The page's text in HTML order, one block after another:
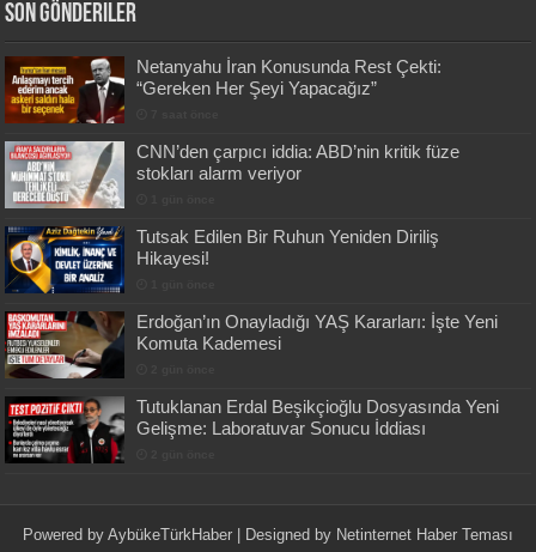
Son Gönderiler
Netanyahu İran Konusunda Rest Çekti:
“Gereken Her Şeyi Yapacağız”
CNN’den çarpıcı iddia: ABD’nin kritik füze
stokları alarm veriyor
Tutsak Edilen Bir Ruhun Yeniden Diriliş
Hikayesi!
Erdoğan’ın Onayladığı YAŞ Kararları: İşte Yeni
Komuta Kademesi
Tutuklanan Erdal Beşikçioğlu Dosyasında Yeni
Gelişme: Laboratuvar Sonucu İddiası
Powered by AybükeTürkHaber | Designed by Netinternet Haber Teması